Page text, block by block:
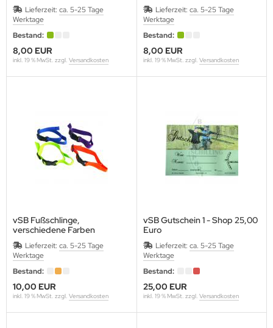
Lieferzeit: ca. 5-25 Tage
Werktage
Bestand:
8,00 EUR
inkl. 19 % MwSt. zzgl. Versandkosten
Lieferzeit: ca. 5-25 Tage
Werktage
Bestand:
8,00 EUR
inkl. 19 % MwSt. zzgl. Versandkosten
vSB Fußschlinge,
verschiedene Farben
Lieferzeit: ca. 5-25 Tage
Werktage
Bestand:
10,00 EUR
inkl. 19 % MwSt. zzgl. Versandkosten
vSB Gutschein 1 - Shop 25,00
Euro
Nr.
Lieferzeit: ca. 5-25 Tage
Werktage
Bestand:
25,00 EUR
inkl. 19 % MwSt. zzgl. Versandkosten